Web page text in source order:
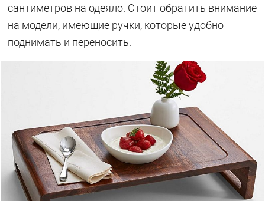
сантиметров на одеяло. Стоит обратить внимание
на модели, имеющие ручки, которые удобно
поднимать и переносить.